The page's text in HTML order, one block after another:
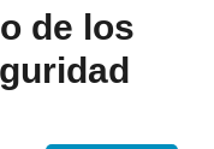
de los